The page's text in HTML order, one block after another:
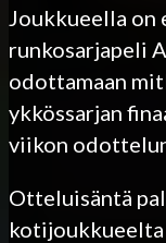
Joukkueella on
runkosarjapeli
odottamaan
ykkössarjan
viikon
Otteluisäntä